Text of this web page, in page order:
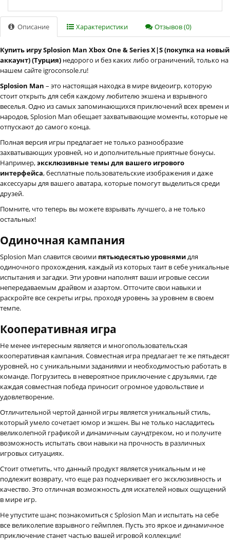
Описание Характеристики Отзывов (0)
Купить игру Splosion Man Xbox One & Series X|S (покупка на новый
аккаунт) (Турция) недорого и без каких либо ограничений, только на
нашем сайте igroconsole.ru!
Splosion Man – это настоящая находка в мире видеоигр, которую
стоит открыть для себя каждому любителю экшена и взрывного
веселья. Одно из самых запоминающихся приключений всех времен и
народов, Splosion Man обещает захватывающие моменты, которые не
отпускают до самого конца.
Полная версия игры предлагает не только разнообразие
захватывающих уровней, но и дополнительные приятные бонусы.
Например,эксклюзивные темы для вашего игрового
интерфейса, бесплатные пользовательские изображения и даже
аксессуары для вашего аватара, которые помогут выделиться среди
друзей.
Помните, что теперь вы можете взрывать лучшего, а не только
остальных!
Одиночная кампания
Splosion Man славится своими пятьюдесятью уровнямидля
одиночного прохождения, каждый из которых таит в себе уникальные
испытания и загадки. Эти уровни наполнят ваши игровые сессии
непередаваемым драйвом и азартом. Отточите свои навыки и
раскройте все секреты игры, проходя уровень за уровнем в своем
темпе.
Кооперативная игра
Не менее интересным является и многопользовательская
кооперативная кампания. Совместная игра предлагает те же пятьдесят
уровней, но с уникальными заданиями и необходимостью работать в
команде. Погрузитесь в невероятное приключение с друзьями, где
каждая совместная победа приносит огромное удовольствие и
удовлетворение.
Отличительной чертой данной игры является уникальный стиль,
который умело сочетает юмор и экшен. Вы не только насладитесь
великолепной графикой и динамичным саундтреком, но и получите
возможность испытать свои навыки на прочность в различных
игровых ситуациях.
Стоит отметить, что данный продукт является уникальным и не
подлежит возврату, что еще раз подчеркивает его эксклюзивность и
качество. Это отличная возможность для искателей новых ощущений
в мире игр.
Не упустите шанс познакомиться с Splosion Man и испытать на себе
все великолепие взрывного геймплея. Пусть это яркое и динамичное
приключение станет частью вашей игровой коллекции!